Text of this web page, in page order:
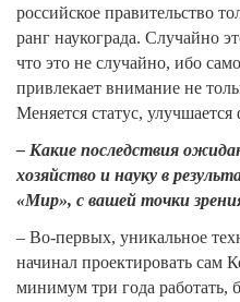
российское правительство
ранг наукограда. Случайно
что это не случайно, ибо
привлекает внимание не
Меняется статус,
– Какие последствия
хозяйство и науку в
«Мир», с вашей точки
– Во-первых, уникальное
начинал проектировать сам
минимум три года работать,